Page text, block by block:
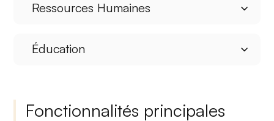
Ressources Humaines
Éducation
Fonctionnalités principales